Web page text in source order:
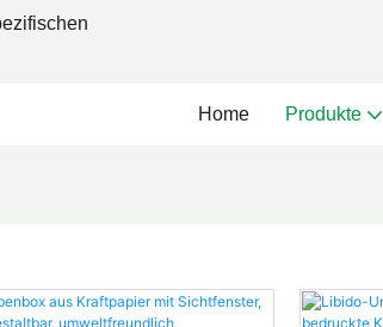
Home Produkte